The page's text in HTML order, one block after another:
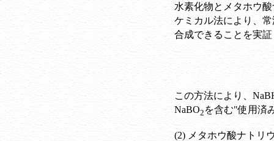
水素化物とメタホウ
ケミカル法により、
合成できることを実
この方法により、
NaBO2 を含む"使用済
(2) メタホウ酸ナトリ